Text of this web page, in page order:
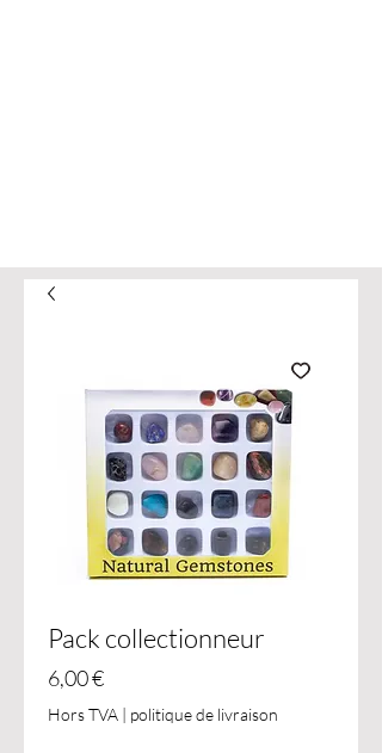
Pack collectionneur
6,00 €Prix
Hors TVA | politique de livraison